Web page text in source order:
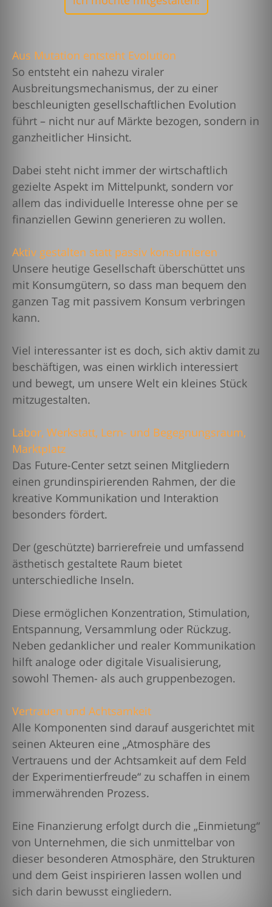
Aus Mutation entsteht Evolution
So entsteht ein nahezu viraler
Ausbreitungsmechanismus, der zu einer
beschleunigten gesellschaftlichen Evolution
führt – nicht nur auf Märkte bezogen, sondern in
ganzheitlicher Hinsicht.
Dabei steht nicht immer der wirtschaftlich
gezielte Aspekt im Mittelpunkt, sondern vor
allem das individuelle Interesse ohne per se
finanziellen Gewinn generieren zu wollen.
Aktiv gestalten statt passiv konsumieren
Unsere heutige Gesellschaft überschüttet uns
mit Konsumgütern, so dass man bequem den
ganzen Tag mit passivem Konsum verbringen
kann.
Viel interessanter ist es doch, sich aktiv damit zu
beschäftigen, was einen wirklich interessiert
und bewegt, um unsere Welt ein kleines Stück
mitzugestalten.
Labor, Werkstatt, Lern- und Begegnungsraum,
Marktplatz
Das Future-Center setzt seinen Mitgliedern
einen grundinspirierenden Rahmen, der die
kreative Kommunikation und Interaktion
besonders fördert.
Der (geschützte) barrierefreie und umfassend
ästhetisch gestaltete Raum bietet
unterschiedliche Inseln.
Diese ermöglichen Konzentration, Stimulation,
Entspannung, Versammlung oder Rückzug.
Neben gedanklicher und realer Kommunikation
hilft analoge oder digitale Visualisierung,
sowohl Themen- als auch gruppenbezogen.
Vertrauen und Achtsamkeit
Alle Komponenten sind darauf ausgerichtet mit
seinen Akteuren eine „Atmosphäre des
Vertrauens und der Achtsamkeit auf dem Feld
der Experimentierfreude“ zu schaffen in einem
immerwährenden Prozess.
Eine Finanzierung erfolgt durch die „Einmietung“
von Unternehmen, die sich unmittelbar von
dieser besonderen Atmosphäre, den Strukturen
und dem Geist inspirieren lassen wollen und
sich darin bewusst eingliedern.